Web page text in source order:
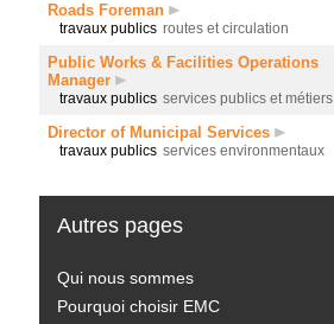
Roads Foreman
travaux publics routes et circulation
Public Works & Facilities Operations
Manager
travaux publics services publics et métiers
Director of Municipal Services
travaux publics services environmentaux
Autres pages
Qui nous sommes
Pourquoi choisir EMC